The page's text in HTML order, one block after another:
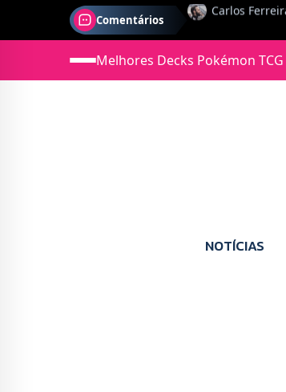
Comentários
Jonas diz:
Melhores Decks Pokémon
NOTÍCIAS